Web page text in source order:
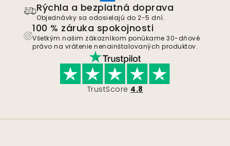
Rýchla a bezplatná doprava
Objednávky sa odosielajú do 2-5 dní.
100 % záruka spokojnosti
Všetkým našim zákazníkom ponúkame 30-dňové
právo na vrátenie nenainštalovaných produktov.
TrustScore 4.8